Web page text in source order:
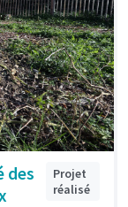
des
Projet
réalisé